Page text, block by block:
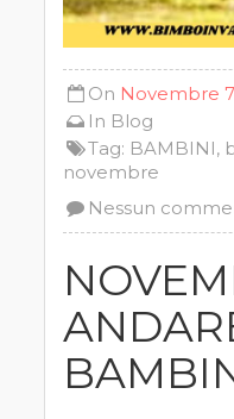
On Novembre
In Blog
Tag: BAMBINI,
novembre
Nessun